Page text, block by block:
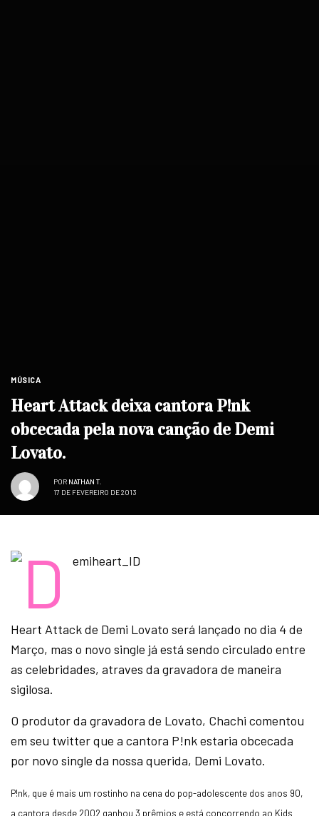
MÚSICA
Heart Attack deixa cantora P!nk
obcecada pela nova canção de Demi
Lovato.
POR NATHAN T.
17 DE FEVEREIRO DE 2013
Heart Attack de Demi Lovato será lançado no dia 4 de
Março, mas o novo single já está sendo circulado entre
as celebridades, atraves da gravadora de maneira
sigilosa.
O produtor da gravadora de Lovato, Chachi comentou
em seu twitter que a cantora P!nk estaria obcecada
por novo single da nossa querida, Demi Lovato.
P!nk, que é mais um rostinho na cena do pop-adolescente dos anos 90,
a cantora desde 2002 ganhou 3 prêmios e está concorrendo ao Kids